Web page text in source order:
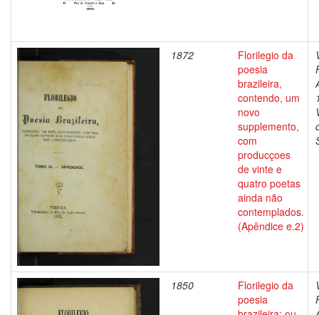
1872
Florilegio da
poesia
brazileira,
contendo, um
novo
supplemento,
com
producçoes
de vinte e
quatro poetas
ainda não
contemplados.
(Apêndice e.2)
1850
Florilegio da
poesia